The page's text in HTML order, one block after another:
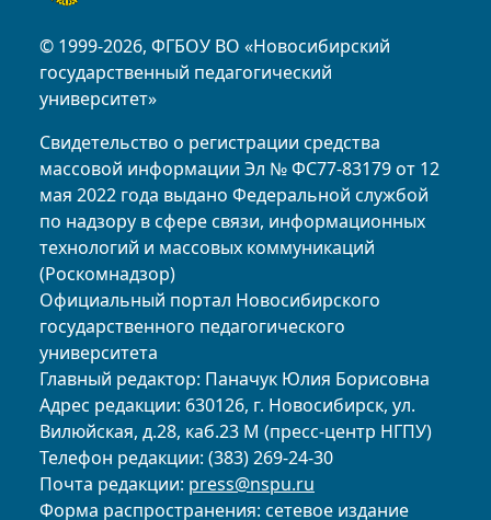
© 1999-2026, ФГБОУ ВО «Новосибирский
государственный педагогический
университет»
Свидетельство о регистрации средства
массовой информации Эл № ФС77-83179 от 12
мая 2022 года выдано Федеральной службой
по надзору в сфере связи, информационных
технологий и массовых коммуникаций
(Роскомнадзор)
Официальный портал Новосибирского
государственного педагогического
университета
Главный редактор: Паначук Юлия Борисовна
Адрес редакции: 630126, г. Новосибирск, ул.
Вилюйская, д.28, каб.23 М (пресс-центр НГПУ)
Телефон редакции: (383) 269-24-30
Почта редакции: press@nspu.ru
Форма распространения: сетевое издание